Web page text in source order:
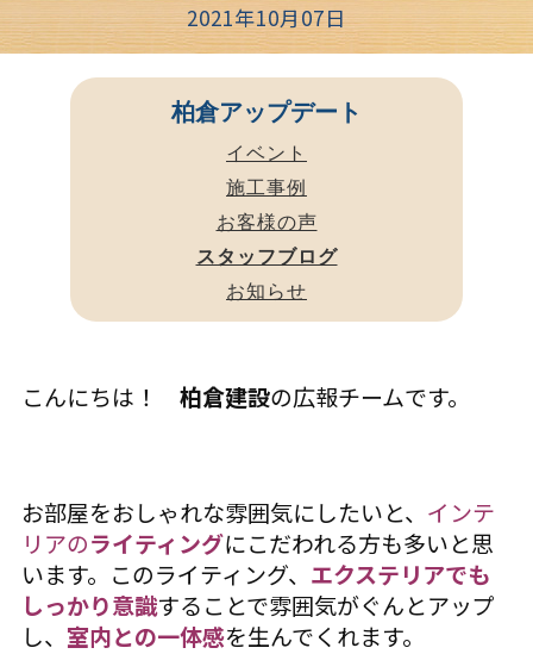
2021年10月07日
こんにちは！ 柏倉建設の広報チームです。
お部屋をおしゃれな雰囲気にしたいと、 インテ
リアのライティングにこだわれる方も多いと思
います。このライティング、 エクステリアでも
しっかり意識することで雰囲気がぐんとアップ
し、 室内との一体感を生んでくれます。
柏倉アップデート
イベント
施工事例
お客様の声
スタッフブログ
お知らせ